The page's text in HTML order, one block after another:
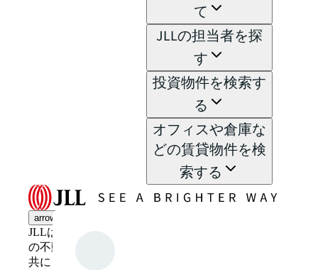
て
JLLの担当者を探
す
投資物件を検索す
る
オフィスや倉庫な
どの賃貸物件を検
索する
arrow_upward
JLLは革新的かつ知的、そしてヒトを尊重するJLL
の不動産ソリューションを提供しています。JLLと
共に「明るい未来へ（See a brighter way）」の一歩